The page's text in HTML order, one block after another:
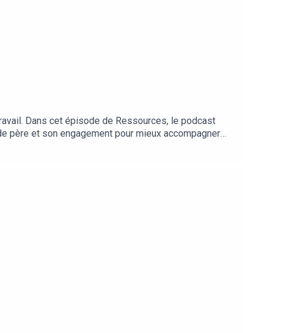
Dans cet épisode de Ressources, le podcast
père et son engagement pour mieux accompagner
qu’ils pourraient changer d’entreprise pour
clé. » Une discussion qui ouvre de nouvelles